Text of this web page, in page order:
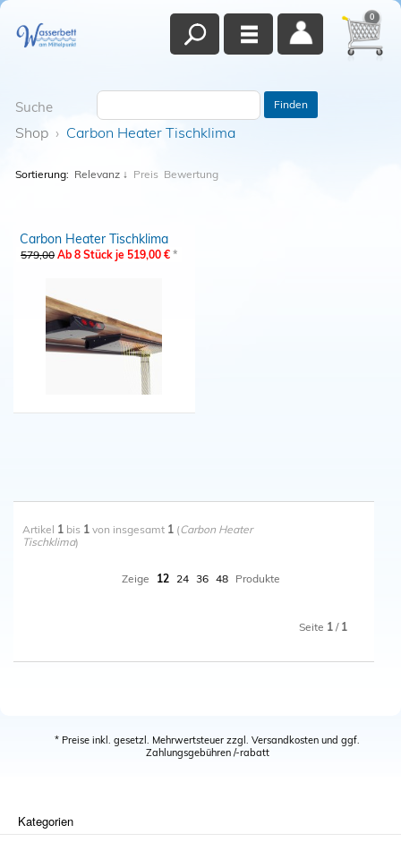
0
Suche Finden
Shop › Carbon Heater Tischklima
Sortierung: Relevanz ↓ Preis Bewertung
Carbon Heater Tischklima
579,00 Ab 8 Stück je 519,00 € *
Artikel 1 bis 1 von insgesamt 1 (Carbon Heater
Tischklima)
Zeige 12 24 36 48 Produkte
Seite 1 / 1
* Preise inkl. gesetzl. Mehrwertsteuer zzgl. Versandkosten und ggf.
Zahlungsgebühren /-rabatt
Kategorien